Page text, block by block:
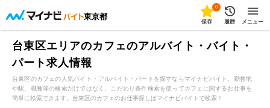
東京都
0
保存 履歴 メニュー
台東区エリアのカフェのアルバイト・バイト・
パート求人情報
台東区のカフェの人気バイト・アルバイト・パートを探すならマイナビバイト。勤務地
や駅、職種等の検索だけではなく、こだわり条件検索を使ってカフェに関するお仕事を
簡単に検索できます。台東区のカフェのお仕事探しはマイナビバイトで検索！